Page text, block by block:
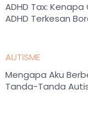
ADHD Tax:
ADHD Terkesan
AUTISME
Mengapa Aku
Tanda-Tanda